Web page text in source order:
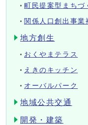
町民提案型まちづ
関係人口創出事業
地方創生
おくやまテラス
えきのキッチン
オーバルパーク
地域公共交通
開発・建築